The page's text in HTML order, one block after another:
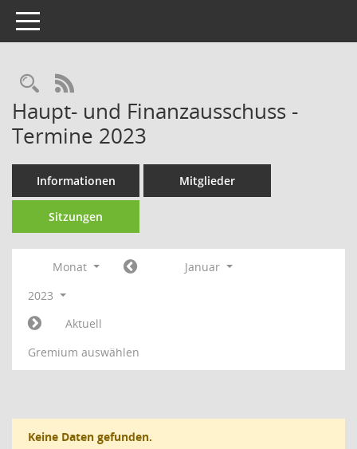
Toggle navigation
Rechercheauswahl
RSS-Feed
Haupt- und Finanzausschuss -
Termine 2023
Informationen Mitglieder
Sitzungen
Monat
Januar
2023
Aktuell
Gremium auswählen
Keine Daten gefunden.